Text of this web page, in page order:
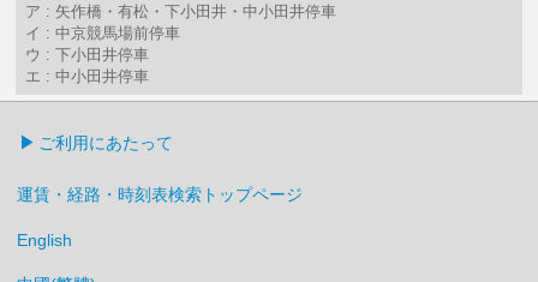
ア : 矢作橋・有松・下小田井・中小田井停車
イ : 中京競馬場前停車
ウ : 下小田井停車
エ : 中小田井停車
ご利用にあたって
運賃・経路・時刻表検索トップページ
English